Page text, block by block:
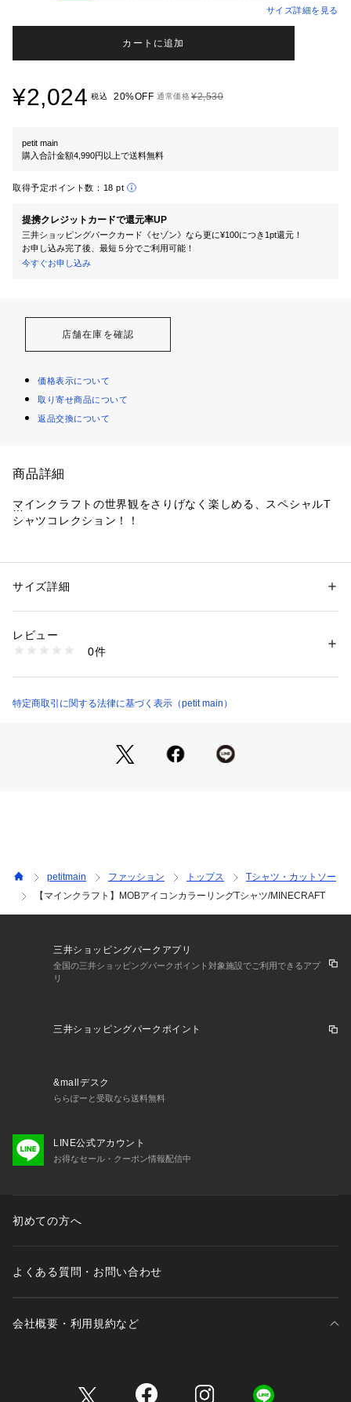
サイズ詳細を見る
カートに追加
¥2,024 税込 20%OFF 通常価格¥2,530
petit main
購入合計金額4,990円以上で送料無料
取得予定ポイント数： 18 pt
提携クレジットカードで還元率UP
三井ショッピングパークカード《セゾン》なら更に¥100につき1pt還元！
お申し込み完了後、最短５分でご利用可能！
今すぐお申し込み
店舗在庫を確認
価格表示について
取り寄せ商品について
返品交換について
商品詳細
マインクラフトの世界観をさりげなく楽しめる、スペシャルT
シャツコレクション！！
ンアイテム！
・胸元、袖にはゲームモチーフのアイコングラフィックをカラ
ーごとにプリント！遊び心のある仕上がりに
・綿100％素材でやさしい着心地、毎日使いにもぴったり
・デニムやショートパンツと合わせたカジュアルコーデにおす
※商品の色味は、撮影場所や光のあたり具合などにより色味が
違って見える場合が御座います 。
また、お客様のお使いのPCのモニター環境などにより色味が
予めご了承の上ご注文下さい。
【透け感】やや透ける
━━━━━━━━━━━━
Daily （日々の）、Dear （大事な ）、 Dad （パパ）
  　パパもお揃いで着たくなるくらいファッショナブル。
デイリー使いできるロープライスアイテムを提案します。
3歳-12歳 Girls・Boys（90-150cm）
  大人：FREE（ワンサイズ）
性別：キッズ・ベビー
素材：本体：綿100%　リブ部分：綿95%　リブ部分：ポリウレタン5%
洗濯：液温は30℃を限度とし、洗濯機で弱い洗濯処理ができる
漂白処理はできない
日陰でのつり干し乾燥がよい
ドライクリーニングができない
3510100005748
（モール）
2262239 （ショップ）
サイズ詳細
レビュー
0件
特定商取引に関する法律に基づく表示（petit main）
petitmain ファッション トップス
Tシャツ・カットソー
【マインクラフト】MOBアイコンカラーリングTシャツ/MINECRAFT
三井ショッピングパークアプリ
全国の三井ショッピングパークポイント対象施設でご利用できるアプ
リ
三井ショッピングパークポイント
&mallデスク
ららぽーと受取なら送料無料
LINE公式アカウント
お得なセール・クーポン情報配信中
初めての方へ
よくある質問・お問い合わせ
会社概要・利用規約など